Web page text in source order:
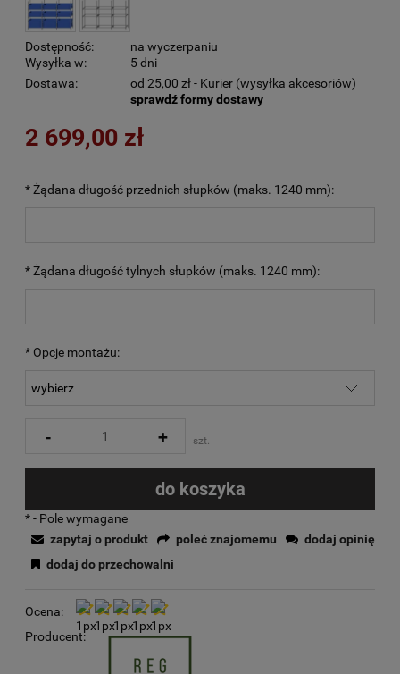
Dostępność:
na wyczerpaniu
Wysyłka w:
5 dni
Dostawa:
od 25,00 zł - Kurier (wysyłka akcesoriów)
sprawdź formy dostawy
2 699,00 zł
*Żądana długość przednich słupków (maks. 1240 mm):
*Żądana długość tylnych słupków (maks. 1240 mm):
* Opcje montażu:
- + szt.
do koszyka
*- Pole wymagane
Ocena:
Producent:
zapytaj o produkt poleć znajomemu
dodaj opinię
dodaj do przechowalni